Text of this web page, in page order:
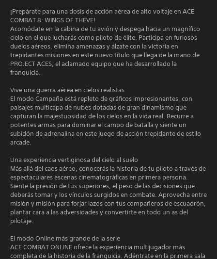
¡Prepárate para una dosis de acción aérea de alto voltaje en ACE
COMBAT 8: WINGS OF THEVE!
Acomódate en la cabina de tu avión y despega hacia un magnífico
cielo en el que lucharás como piloto de élite. Participa en furiosos
duelos aéreos, elimina amenazas y álzate con la victoria en
trepidantes misiones en este nuevo título que llega de la mano de
PROJECT ACES, el aclamado equipo que ha desarrollado la
franquicia.
Vive una guerra aérea en cielos realistas
El modo Campaña está repleto de gráficos impresionantes, con
paisajes multicapa de nubes dotadas de gran dinamismo que
capturan la majestuosidad de los cielos en la vida real. Recurre a
potentes armas para dominar el campo de batalla y siente un
subidón de adrenalina en este juego de acción trepidante de estilo
arcade.
Una experiencia vertiginosa del cielo al suelo
Más allá del caos aéreo, conocerás la historia de tu piloto a través de
espectaculares escenas cinematográficas en primera persona.
Siente la presión de tus superiores, el peso de las decisiones que
deberás tomar y los vínculos surgidos en combate. Aprovecha entre
misión y misión para forjar lazos con tus compañeros de escuadrón,
plantar cara a las adversidades y convertirte en todo un as del
pilotaje.
El modo Online más grande de la serie
ACE COMBAT ONLINE ofrece la experiencia multijugador más
completa de la historia de la franquicia. Adéntrate en la primera sala